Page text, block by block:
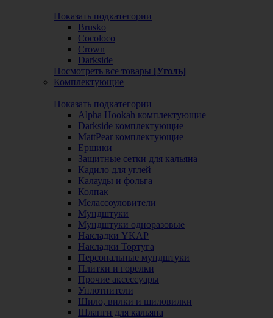
Показать подкатегории
Brusko
Cocoloco
Crown
Darkside
Посмотреть все товары [Уголь]
Комплектующие
Показать подкатегории
Alpha Hookah комплектующие
Darkside комплектующие
MattPear комплектующие
Ершики
Защитные сетки для кальяна
Кадило для углей
Калауды и фольга
Колпак
Мелассоуловители
Мундштуки
Мундштуки одноразовые
Накладки YKAP
Накладки Тортуга
Персональные мундштуки
Плитки и горелки
Прочие аксессуары
Уплотнители
Шило, вилки и шиловилки
Шланги для кальяна